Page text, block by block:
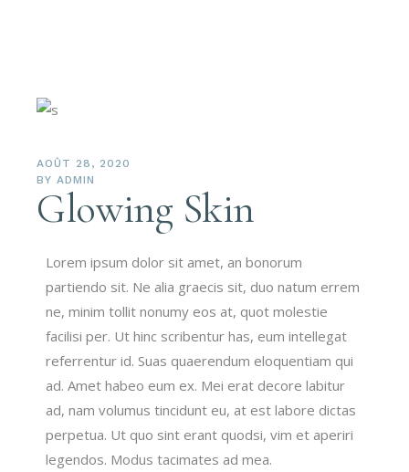
AOÛT 28, 2020
BY ADMIN
Glowing Skin
Lorem ipsum dolor sit amet, an bonorum
partiendo sit. Ne alia graecis sit, duo natum errem
ne, minim tollit nonumy eos at, quot molestie
facilisi per. Ut hinc scribentur has, eum intellegat
referrentur id. Suas quaerendum eloquentiam qui
ad. Amet habeo eum ex. Mei erat decore labitur
ad, nam volumus tincidunt eu, at est labore dictas
perpetua. Ut quo sint erant quodsi, vim et aperiri
legendos. Modus tacimates ad mea.